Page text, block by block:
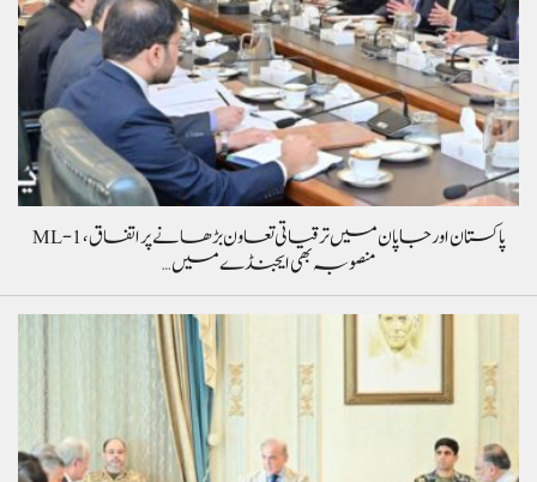
پاکستان اور جاپان میں ترقیاتی تعاون بڑھانے پر اتفاق، ML-1
منصوبہ بھی ایجنڈے میں…